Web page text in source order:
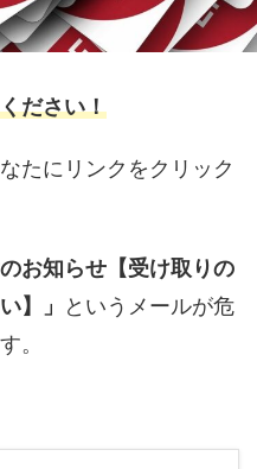
ださい！
たにリンクをクリック
お知らせ【受け取りの
】」
というメールが危
。